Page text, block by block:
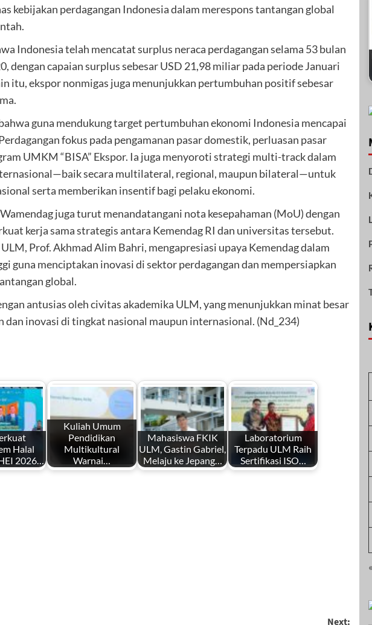
kebijakan perdagangan Indonesia dalam merespons tantangan global
Indonesia telah mencatat surplus neraca perdagangan selama 53 bulan
capaian surplus sebesar USD 21,98 miliar pada periode Januari
itu, ekspor nonmigas juga menunjukkan pertumbuhan positif sebesar
guna mendukung target pertumbuhan ekonomi Indonesia mencapai
fokus pada pengamanan pasar domestik, perluasan pasar
UMKM “BISA” Ekspor. Ia juga menyoroti strategi multi-track dalam
secara multilateral, regional, maupun bilateral—untuk
serta memberikan insentif bagi pelaku ekonomi.
juga turut menandatangani nota kesepahaman (MoU) dengan
kerja sama strategis antara Kemendag RI dan universitas tersebut.
Prof. Akhmad Alim Bahri, mengapresiasi upaya Kemendag dalam
guna menciptakan inovasi di sektor perdagangan dan mempersiapkan
global.
antusias oleh civitas akademika ULM, yang menunjukkan minat besar
dan inovasi di tingkat nasional maupun internasional. (Nd_234)
Halal
2026…
Kuliah Umum
Pendidikan
Multikultural
Warnai…
Mahasiswa FKIK
ULM, Gastin Gabriel,
Melaju ke Jepang…
Laboratorium
Terpadu ULM Raih
Sertifikasi ISO…
Next: